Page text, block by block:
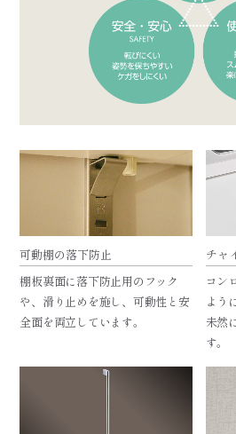
可動棚の落下防止
棚板裏面に落下防止用のフック
や、滑り止めを施し、可動性と安
全面を両立しています。
チャ
コン
よう
未然
す。